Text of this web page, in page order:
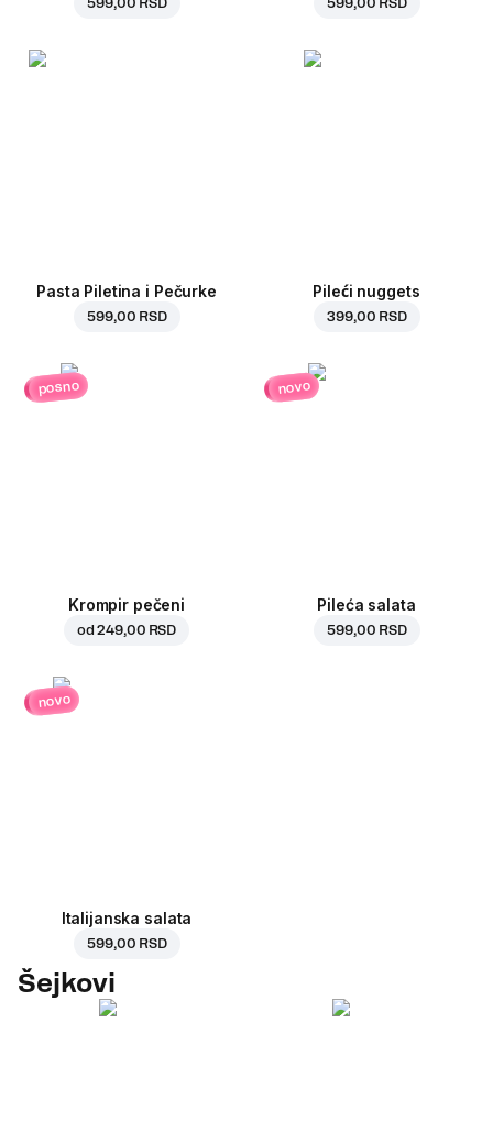
Pasta Piletina i Pečurke
599,00 RSD
Pileći nuggets
399,00 RSD
posno
Krompir pečeni
od249,00 RSD
novo
Pileća salata
599,00 RSD
novo
Italijanska salata
599,00 RSD
Šejkovi